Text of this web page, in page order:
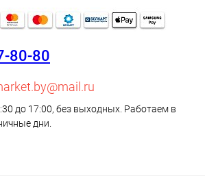
80-80
до 17:00, без выходных. Работаем в
дни.